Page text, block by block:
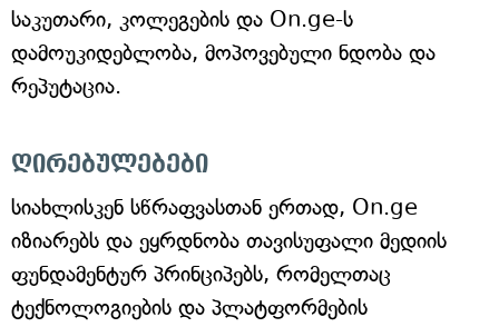
საკუთარი, კოლეგების და On.ge-ს
დამოუკიდებლობა, მოპოვებული ნდობა და
რეპუტაცია.
ღირებულებები
სიახლისკენ სწრაფვასთან ერთად, On.ge
იზიარებს და ეყრდნობა თავისუფალი მედიის
ფუნდამენტურ პრინციპებს, რომელთაც
ტექნოლოგიების და პლატფორმების